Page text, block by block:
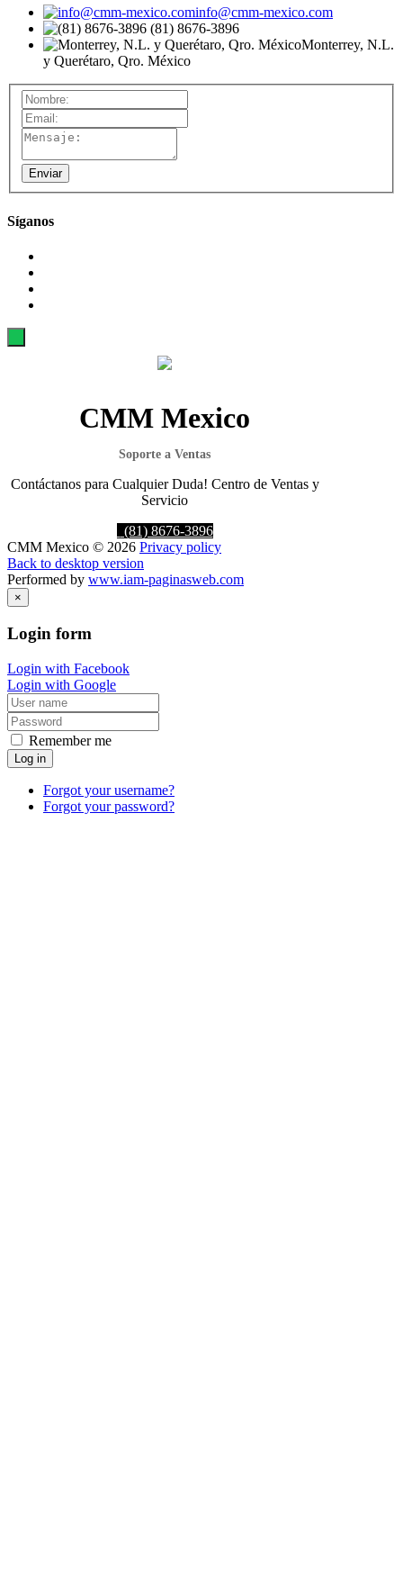
info@cmm-mexico.com
(81) 8676-3896
Monterrey, N.L.
y Querétaro, Qro. México
Enviar
Síganos
CMM Mexico
Soporte a Ventas
Contáctanos para Cualquier Duda! Centro de Ventas y
Servicio
(81) 8676-3896
CMM Mexico © 2026 Privacy policy
Back to desktop version
Performed by www.iam-paginasweb.com
×
Login form
Login with Facebook
Login with Google
Remember me
Log in
Forgot your username?
Forgot your password?